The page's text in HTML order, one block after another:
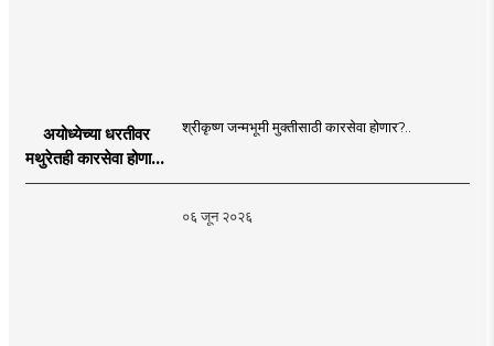
अयोध्येच्या धरतीवर
मथुरेतही कारसेवा होणार?
| Shri Krishna
श्रीकृष्ण जन्मभूमी मुक्तीसाठी कारसेवा होणार?..
०६ जून २०२६